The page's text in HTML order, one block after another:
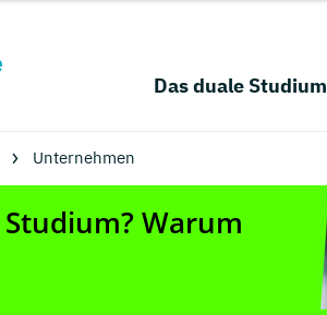
Das duale Studium
Unternehmen